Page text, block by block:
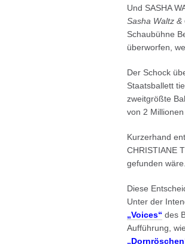
Und SASHA
Sasha Waltz &
Schaubühne
überworfen,
Der Schock
Staatsballett
zweitgrößte
von 2
Kurzerhand
CHRISTIANE
gefunden wäre.
Diese
Unter der
„Voices“ des
Aufführung,